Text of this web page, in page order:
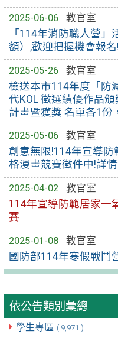
2025-06-06
教官室
「114年消防職人營
額）,歡迎把握機會報名!
2025-05-26
教官室
檢送本市114年度「防
代KOL 徵選績優作品
計畫暨獲獎 名單各1份
2025-05-06
教官室
創意無限!114年宣導防
格漫畫競賽徵件中!詳
2025-04-02
教官室
114年宣導防範居家一
賽
2025-01-08
教官室
國防部114年寒假戰鬥
依公告類別彙總
學生專區 ( 9,971 )